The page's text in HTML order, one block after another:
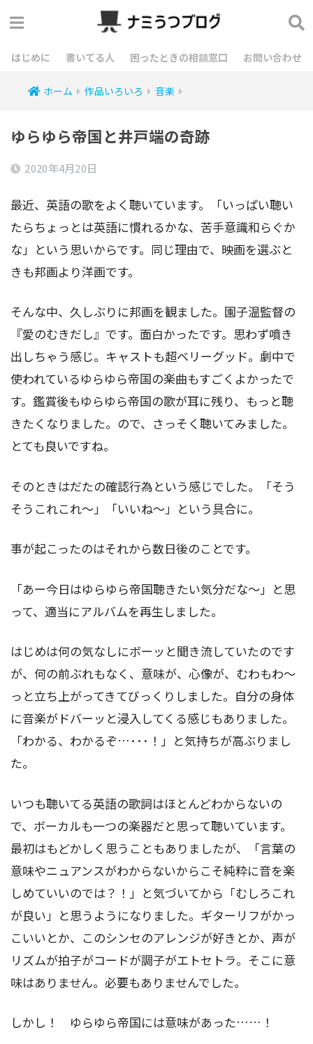
はじめに 書いてる人 困ったときの相談窓口 お問い合わせ
ホーム 作品いろいろ 音楽
ゆらゆら帝国と井戸端の奇跡
2020年4月20日
最近、英語の歌をよく聴いています。「いっぱい聴い
たらちょっとは英語に慣れるかな、苦手意識和らぐか
な」という思いからです。同じ理由で、映画を選ぶと
きも邦画より洋画です。
そんな中、久しぶりに邦画を観ました。園子温監督の
『愛のむきだし』です。面白かったです。思わず噴き
出しちゃう感じ。キャストも超ベリーグッド。劇中で
使われているゆらゆら帝国の楽曲もすごくよかったで
す。鑑賞後もゆらゆら帝国の歌が耳に残り、もっと聴
きたくなりました。ので、さっそく聴いてみました。
とても良いですね。
そのときはだたの確認行為という感じでした。「そう
そうこれこれ～」「いいね～」という具合に。
事が起こったのはそれから数日後のことです。
「あー今日はゆらゆら帝国聴きたい気分だな～」と思
って、適当にアルバムを再生しました。
はじめは何の気なしにボーッと聞き流していたのです
が、何の前ぶれもなく、意味が、心像が、むわもわ～
っと立ち上がってきてびっくりしました。自分の身体
に音楽がドバーッと浸入してくる感じもありました。
「わかる、わかるぞ…･･･！」と気持ちが高ぶりまし
た。
いつも聴いてる英語の歌詞はほとんどわからないの
で、ボーカルも一つの楽器だと思って聴いています。
最初はもどかしく思うこともありましたが、「言葉の
意味やニュアンスがわからないからこそ純粋に音を楽
しめていいのでは？！」と気づいてから「むしろこれ
が良い」と思うようになりました。ギターリフがかっ
こいいとか、このシンセのアレンジが好きとか、声が
リズムが拍子がコードが調子がエトセトラ。そこに意
味はありません。必要もありませんでした。
しかし！ ゆらゆら帝国には意味があった……！